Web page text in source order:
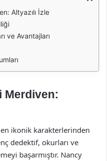
Altyazılı İzle
ve Avantajları
Merdiven:
ikonik karakterlerinden
dedektif, okurları ve
başarmıştır. Nancy